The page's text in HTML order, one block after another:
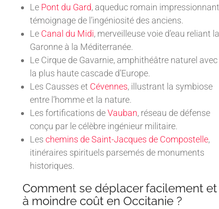
Le Pont du Gard, aqueduc romain
témoignage de l’ingéniosité des anciens.
Le Canal du Midi, merveilleuse voie d’eau reliant la
Garonne à la Méditerranée.
Le Cirque de Gavarnie, amphithéâtre naturel avec
la plus haute cascade d’Europe.
Les Causses et Cévennes, illustrant la symbiose
entre l’homme et la nature.
Les fortifications deVauban, réseau de défense
conçu par le célèbre ingénieur militaire.
Les chemins de Saint-Jacques de Compostelle,
itinéraires spirituels parsemés de monuments
historiques.
Comment se déplacer facilement et
à moindre coût en Occitanie ?